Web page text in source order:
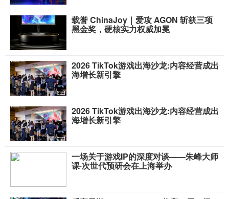
载誉 ChinaJoy｜爱攻 AGON 斩获三项
黑金奖，硬核实力权威加冕
2026 TikTok游戏出海沙龙:内容经营成出
海增长新引擎
2026 TikTok游戏出海沙龙:内容经营成出
海增长新引擎
一场关于游戏IP的深度对谈——朱峰大师
课·次世代预研会在上海举办